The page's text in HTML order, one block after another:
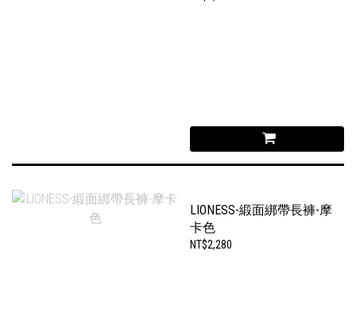
LIONESS-緞面綁帶長褲-摩
卡色
NT$2,280